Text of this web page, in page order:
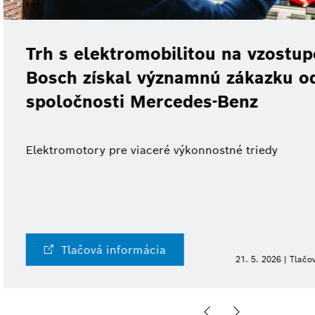
na vzostupe:
zákazku od
Benz
výkonnostné triedy